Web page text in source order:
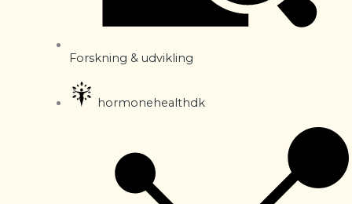
Forskning & udvikling
hormonehealthdk